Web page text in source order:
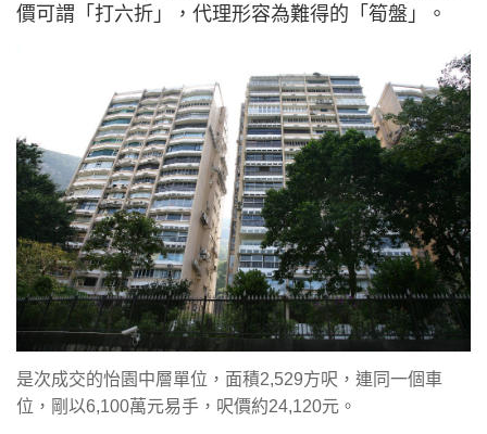
價可謂「打六折」，代理形容為難得的「筍盤」。
是次成交的怡園中層單位，面積2,529方呎，連同一個車
位，剛以6,100萬元易手，呎價約24,120元。